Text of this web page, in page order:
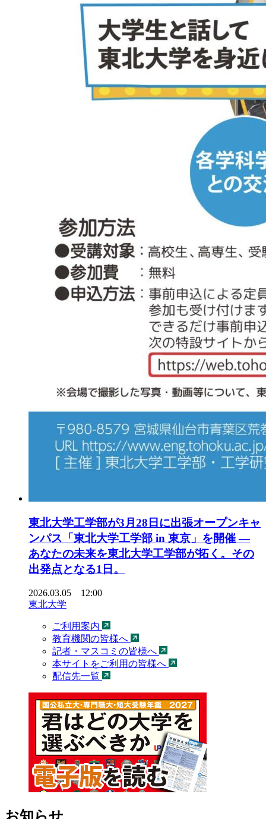
東北大学工学部が3月28日に出張オープンキャ
ンパス「東北大学工学部 in 東京」を開催 ―
あなたの未来を東北大学工学部が拓く。その
出発点となる1日。
2026.03.05 12:00
東北大学
ご利用案内
教育機関の皆様へ
記者・マスコミの皆様へ
本サイトをご利用の皆様へ
配信先一覧